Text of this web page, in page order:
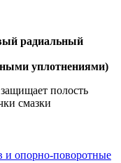
опорно-поворотные
радиальный
уплотнениями)
полость
смазки